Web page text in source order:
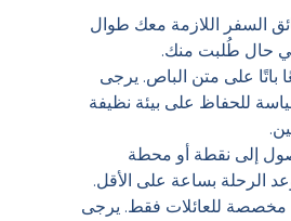
السفر اللازمة معك طوال
حال طُلبت منك.
باتًا على متن الباص. يرجى
للحفاظ على بيئة نظيفة
إلى نقطة أو محطة
الرحلة بساعة على الأقل.
مخصصة للعائلات فقط. يرجى